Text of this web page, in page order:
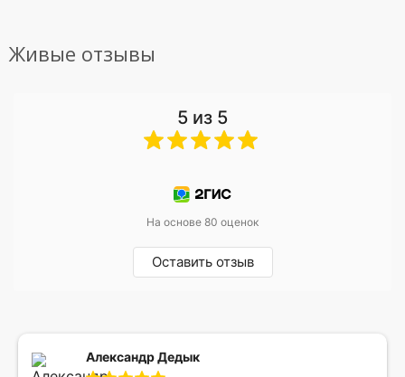
Живые отзывы
5 из 5
На основе 80 оценок
Оставить отзыв
Александр Дедык